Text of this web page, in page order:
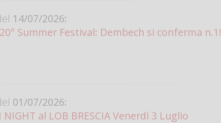
14/07/2026:
Summer Festival: Dembech si conferma n.1!
01/07/2026:
NIGHT al LOB BRESCIA Venerdì 3 Luglio